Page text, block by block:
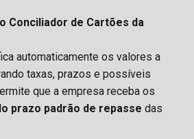
Conciliador de Cartões da
automaticamente os valores a
taxas, prazos e possíveis
que a empresa receba os
prazo padrão de repasse das